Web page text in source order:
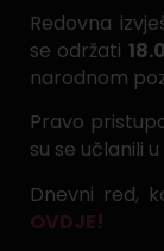
Redovna
se održati
narodnom
Pravo
su se učlanili
Dnevni red,
OVDJE!